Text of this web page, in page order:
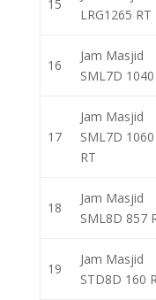
15
LRG1265 RT
16
Jam Masjid
SML7D 1040
17
Jam Masjid
SML7D 1060
RT
18
Jam Masjid
SML8D 857
19
Jam Masjid
STD8D 160